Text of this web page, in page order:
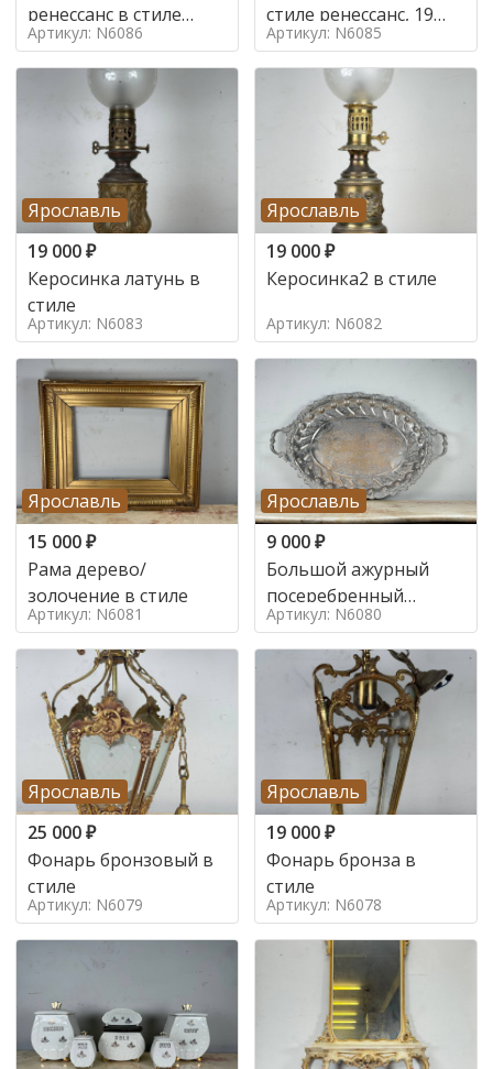
ренессанс в стиле
ренессанс,
Артикул: N6086
стиле ренессанс, 19
век
Артикул: N6085
Ярославль
19 000₽
Керосинка латунь в
стиле
Артикул: N6083
Ярославль
19 000₽
Керосинка2 в стиле
Артикул: N6082
Ярославль
15 000₽
Рама дерево/
золочение в стиле
Артикул: N6081
Ярославль
9 000₽
Большой ажурный
посеребренный
поднос в стиле
Артикул: N6080
Ярославль
25 000₽
Фонарь бронзовый в
стиле
Артикул: N6079
Ярославль
19 000₽
Фонарь бронза в
стиле
Артикул: N6078